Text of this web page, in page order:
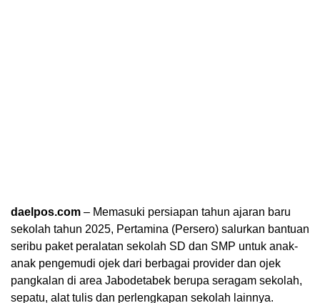
daelpos.com – Memasuki persiapan tahun ajaran baru
sekolah tahun 2025, Pertamina (Persero) salurkan bantuan
seribu paket peralatan sekolah SD dan SMP untuk anak-
anak pengemudi ojek dari berbagai provider dan ojek
pangkalan di area Jabodetabek berupa seragam sekolah,
sepatu, alat tulis dan perlengkapan sekolah lainnya.